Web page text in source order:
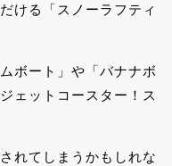
ける「スノーラフティ
ボート」や「バナナボ
ェットコースター！ス
れてしまうかもしれな